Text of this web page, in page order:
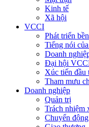
Kinh tế
Xã hội
VCCI
Phát triển
Tiếng nói
Doanh
Đại hội
Xúc tiến đầu
Tham mưu
Doanh nghiệp
Quản trị
Trách nhiệm
Chuyển động